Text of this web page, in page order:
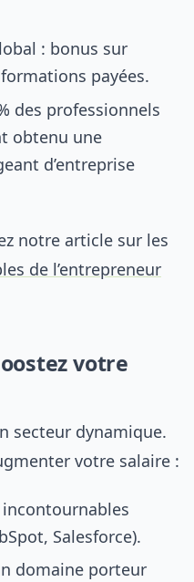
: bonus sur
payées.
des professionnels
obtenu une
d’entreprise
notre article sur les
de l’entrepreneur
votre
secteur dynamique.
votre salaire :
Salesforce).
domaine porteur